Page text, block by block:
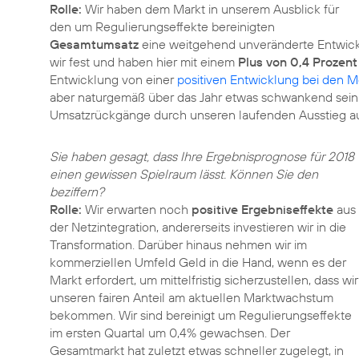
Rolle: Wir haben dem Markt in unserem Ausblick für
den um Regulierungseffekte bereinigten
Gesamtumsatz eine weitgehend unveränderte
wir fest und haben hier mit einem Plus von 0,4 Prozent
Entwicklung von einer positiven Entwicklung bei den
aber naturgemäß über das Jahr etwas schwankend
Umsatzrückgänge durch unseren laufenden Ausstieg
Sie haben gesagt, dass Ihre Ergebnisprognose für 2018
einen gewissen Spielraum lässt. Können Sie den
beziffern?
Rolle: Wir erwarten noch positive Ergebniseffekte aus
der Netzintegration, andererseits investieren wir in die
Transformation. Darüber hinaus nehmen wir im
kommerziellen Umfeld Geld in die Hand, wenn es der
Markt erfordert, um mittelfristig sicherzustellen, dass wir
unseren fairen Anteil am aktuellen Marktwachstum
bekommen. Wir sind bereinigt um Regulierungseffekte
im ersten Quartal um 0,4% gewachsen. Der
Gesamtmarkt hat zuletzt etwas schneller zugelegt, in